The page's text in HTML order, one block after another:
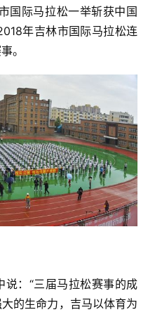
国际马拉松一举斩获中国
年吉林市国际马拉松连
。
：“三届马拉松赛事的成
的生命力，吉马以体育为